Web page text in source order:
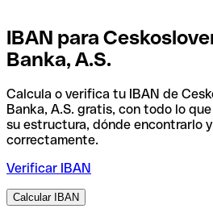
IBAN para
Banka, A.S.
Calcula o verifica tu IBAN de
Banka, A.S. gratis, con todo lo
su estructura, dónde encontrarlo
correctamente.
Verificar IBAN
Calcular IBAN